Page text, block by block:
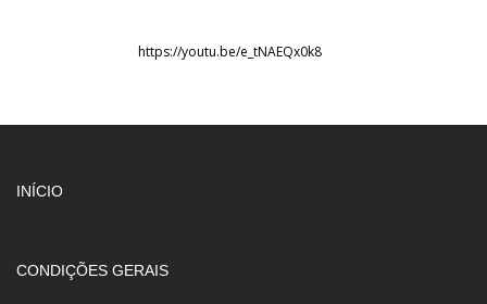
https://youtu.be/e_tNAEQx0k8
INÍCIO
CONDIÇÕES GERAIS